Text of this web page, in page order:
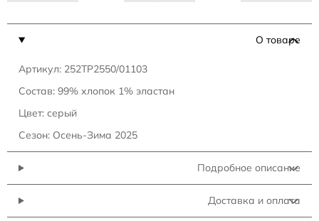
О товаре
Артикул: 252TP2550/01103
Состав: 99% хлопок 1% эластан
Цвет: серый
Сезон: Осень-Зима 2025
Подробное описание
Доставка и оплата